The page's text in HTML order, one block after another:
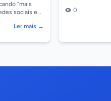
“mais
sociais e
Ler mais →
temp...
0